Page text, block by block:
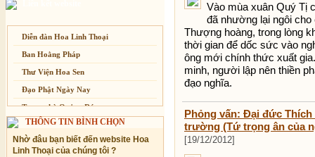
Kính mừng Phật Đản
Anh không chết đâu em
Kiếp này
Diễn đàn Hoa Linh Thoại
Ban Hoằng Pháp
Thư Viện Hoa Sen
Đạo Phật Ngày Nay
Trang nhà Quảng Đức
Báo Giác Ngộ
Vesak 2014
THÔNG TIN BÌNH CHỌN
Nhờ đâu bạn biết đến website Hoa
Linh Thoại của chúng tôi ?
Vào mùa xuân Quý Tị
đã nhường lại ngôi
Thượng hoàng, trong lòng
thời gian để dốc sức vào
ông mới chính thức xuất
minh, người lập nên thiền
đạo nghĩa.
Phỏng vấn: Đại đức
trường (Tứ trọng ân của
[19/12/2012]